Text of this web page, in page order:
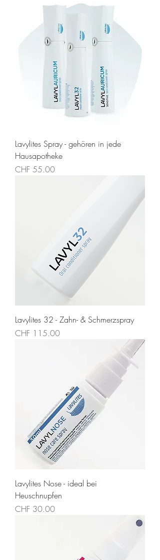
Lavylites Spray - gehören in jede
Hausapotheke
Preis
CHF 55.00
Lavylites 32 - Zahn- & Schmerzspray
Preis
CHF 115.00
Lavylites Nose - ideal bei
Heuschnupfen
Preis
CHF 30.00